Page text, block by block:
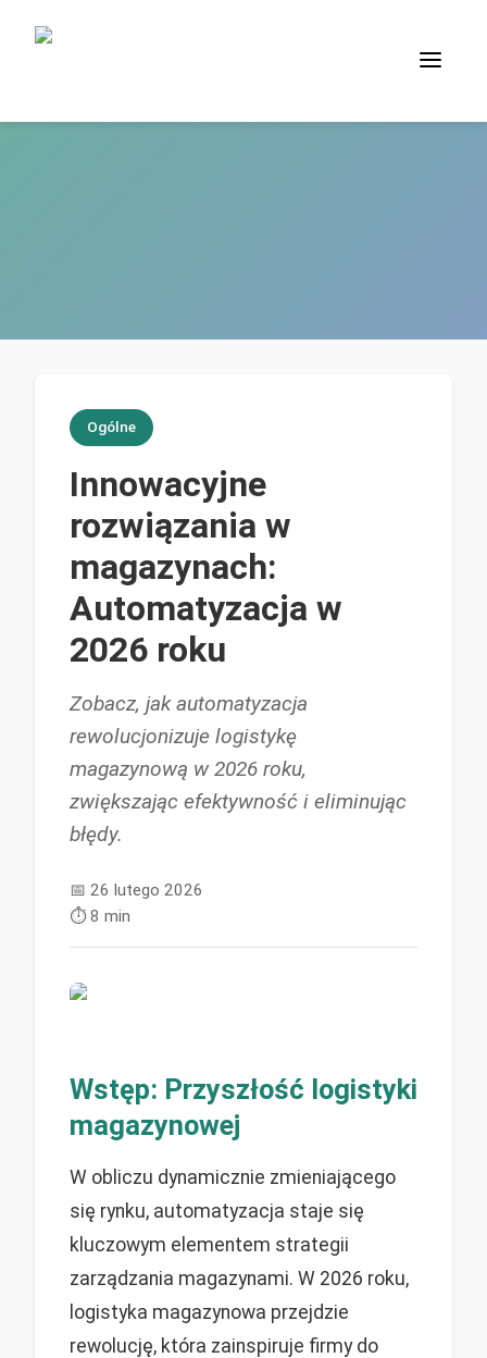
Ogólne
Innowacyjne
rozwiązania w
magazynach:
Automatyzacja w
2026 roku
Zobacz, jak automatyzacja
rewolucjonizuje logistykę
magazynową w 2026 roku,
zwiększając efektywność i eliminując
błędy.
📅 26 lutego 2026
⏱️8 min
Wstęp: Przyszłość logistyki
magazynowej
W obliczu dynamicznie zmieniającego
się rynku, automatyzacja staje się
kluczowym elementem strategii
zarządzania magazynami. W 2026 roku,
logistyka magazynowa przejdzie
rewolucję, która zainspiruje firmy do